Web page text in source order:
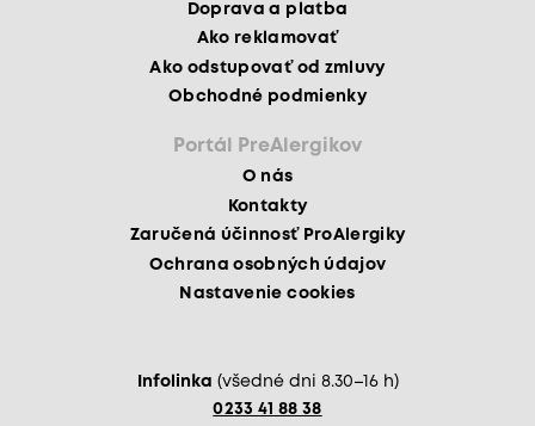
Doprava a platba
Ako reklamovať
Ako odstupovať od zmluvy
Obchodné podmienky
Portál PreAlergikov
O nás
Kontakty
Zaručená účinnosť ProAlergiky
Ochrana osobných údajov
Nastavenie cookies
Infolinka (všedné dni 8.30–16 h)
0233 41 88 38